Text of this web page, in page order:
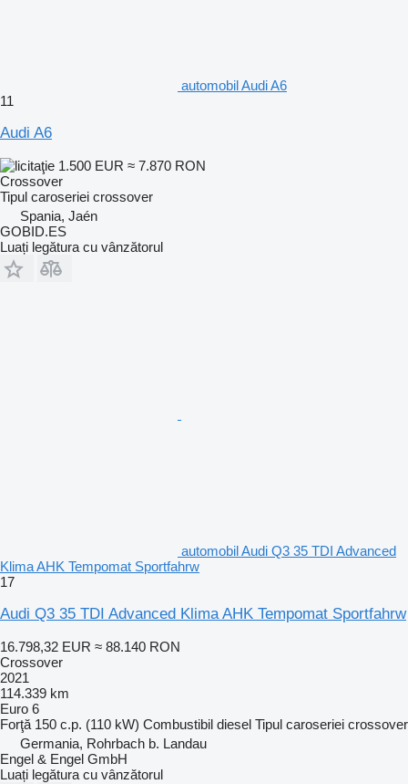
automobil Audi A6
11
Audi A6
1.500 EUR ≈ 7.870 RON
Crossover
Tipul caroseriei crossover
Spania, Jaén
GOBID.ES
Luați legătura cu vânzătorul
automobil Audi Q3 35 TDI Advanced
Klima AHK Tempomat Sportfahrw
17
Audi Q3 35 TDI Advanced Klima AHK Tempomat Sportfahrw
16.798,32 EUR ≈ 88.140 RON
Crossover
2021
114.339 km
Euro 6
Forţă 150 c.p. (110 kW) Combustibil diesel Tipul caroseriei crossover
Germania, Rohrbach b. Landau
Engel & Engel GmbH
Luați legătura cu vânzătorul